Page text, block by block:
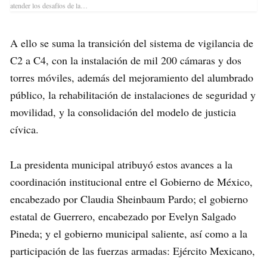
atender los desafíos de la…
A ello se suma la transición del sistema de vigilancia de
C2 a C4, con la instalación de mil 200 cámaras y dos
torres móviles, además del mejoramiento del alumbrado
público, la rehabilitación de instalaciones de seguridad y
movilidad, y la consolidación del modelo de justicia
cívica.
La presidenta municipal atribuyó estos avances a la
coordinación institucional entre el Gobierno de México,
encabezado por Claudia Sheinbaum Pardo; el gobierno
estatal de Guerrero, encabezado por Evelyn Salgado
Pineda; y el gobierno municipal saliente, así como a la
participación de las fuerzas armadas: Ejército Mexicano,